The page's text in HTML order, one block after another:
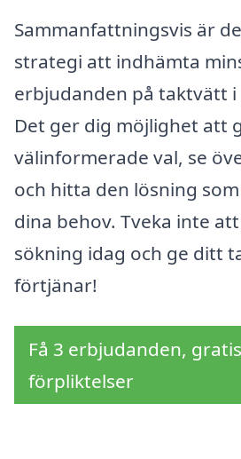
Sammanfattningsvis är
strategi att indhämta
erbjudanden på taktvätt i
Det ger dig möjlighet att
välinformerade val, se
och hitta den lösning
dina behov. Tveka inte
sökning idag och ge ditt
förtjänar!
Få 3 erbjudanden,
förpliktelser